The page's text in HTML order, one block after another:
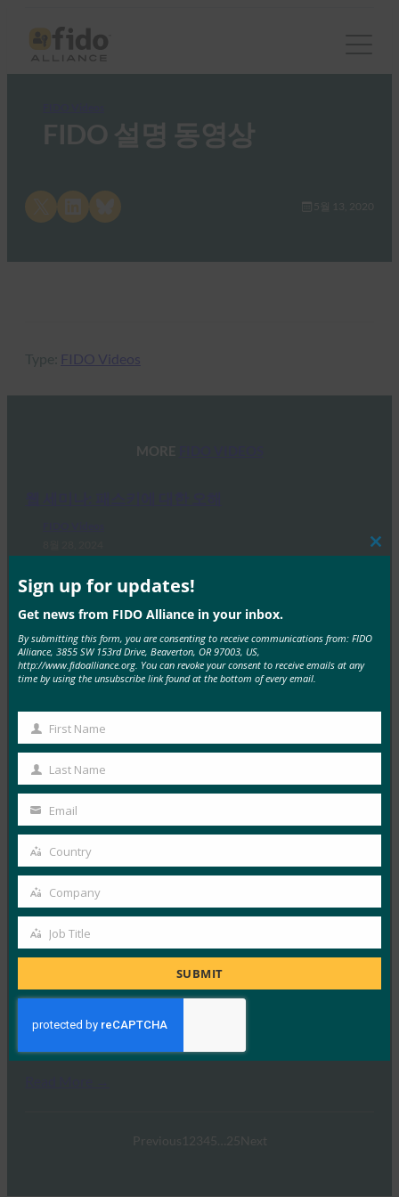
FIDO 설명 동영상
Share on LinkedInShare on Bluesky 5월 13, 2020
Type: FIDO Videos
MORE
스키의 가용성, 플랫폼 전반의 명명법, 심지어…
Read More →
Passkeys 웨비나: Achieving End-to-End
인증은 범위가 계속 확장되는 복잡한 문제입니다.
Passkeys 인증 시점에 피싱 방지 기능을 제공하지만, 등록
시와…
Read More →
UX 웨비나 시리즈: 소비자 인증 전략에 Passkeys를 도
입하기 위한 필수 요소
FIDO Videos
7월 16, 2024
총 4부로 구성된 이 웨비나 시리즈의 1부에서는 주요 서
Previous 1 2 345 25Next
Sign up for updates!
Get news from FIDO Alliance in your inbox.
By submitting this form, you are consenting to receive communications from: FIDO
Alliance, 3855 SW 153rd Drive, Beaverton, OR 97003, US,
http://www.fidoalliance.org. You can revoke your consent to receive emails at any
time by using the unsubscribe link found at the bottom of every email.
First
Name
First Name
Last
Name
Last Name
email
Email
Country
Country
Company
Company
Job
Job Title
SUBMIT